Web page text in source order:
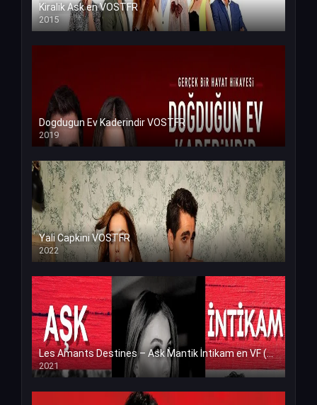
Kiralik Ask en VOSTFR
2015
Dogdugun Ev Kaderindir VOSTFR
2019
Yali Capkini VOSTFR
2022
Les Amants Destines – Ask Mantik İntikam en VF (Voix Francaise)
2021